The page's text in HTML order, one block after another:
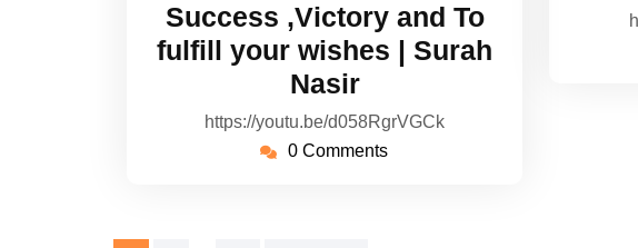
2022
Rehman
Success ,Victory and To
fulfill your wishes | Surah
Nasir
https://youtu.be/d058RgrVGCk
0 Comments